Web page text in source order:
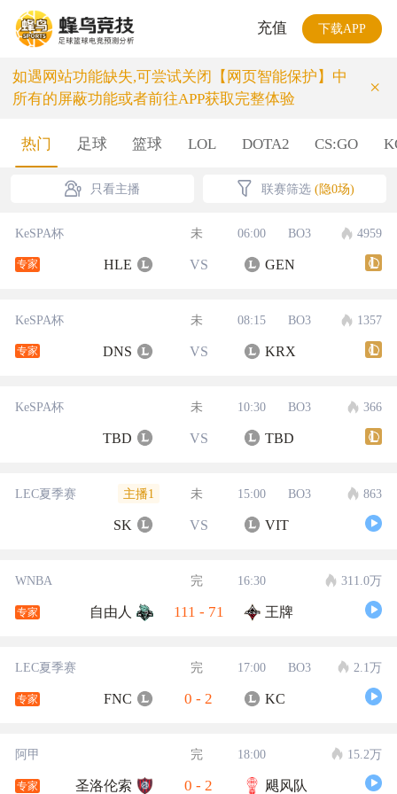
充值 下载APP
如遇网站功能缺失,可尝试关闭【网页智能保护】中
所有的屏蔽功能或者前往APP获取完整体验
×
热门 足球 篮球 LOL DOTA2 CS:GO
只看主播 联赛筛选 (隐0场)
KeSPA杯 未 06:00 BO3 4959
专家 HLE VS GEN
KeSPA杯 未 08:15 BO3 1357
专家 DNS VS KRX
KeSPA杯 未 10:30 BO3 366
TBD VS TBD
LEC夏季赛 主播1 未 15:00 BO3 863
SK VS VIT
WNBA 完 16:30 311.0万
专家 自由人 111 - 71 王牌
LEC夏季赛 完 17:00 BO3 2.1万
专家 FNC 0 - 2 KC
阿甲 完 18:00 15.2万
专家 圣洛伦索 0 - 2 飓风队